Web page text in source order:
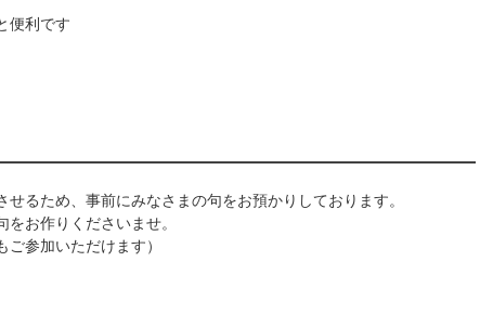
便利です
るため、事前にみなさまの句をお預かりしております。
お作りくださいませ。
参加いただけます）